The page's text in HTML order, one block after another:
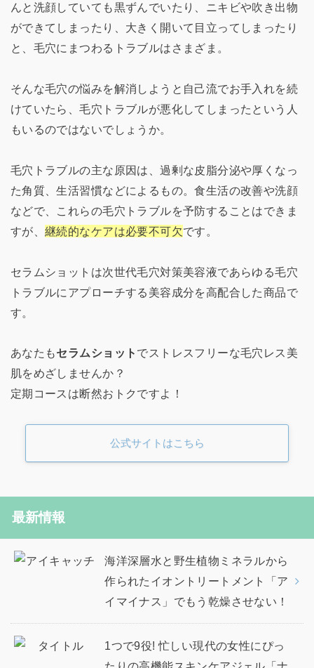
んと洗顔していても黒ずんでいたり、ニキビや吹き出物
ができてしまったり、大きく開いて目立ってしまったり
と、毛穴にまつわるトラブルはさまざま。
そんな毛穴の悩みを解消しようと自己流でお手入れを続
けていたら、毛穴トラブルが悪化してしまったという人
もいるのではないでしょうか。
毛穴トラブルの主な原因は、過剰な皮脂分泌や厚くなっ
た角質、生活習慣などによるもの。食生活の改善や洗顔
などで、これらの毛穴トラブルを予防することはできま
すが、継続的なケアは必要不可欠です。
セラムショットは次世代毛穴対策美容液であらゆる毛穴
トラブルにアプローチする美容成分を高配合した商品で
す。
あなたもセラムショット でストレスフリーな毛穴レス美
肌をめざしませんか？
定期コースは断然おトクですよ！
公式サイトはこちら
最新情報
海洋深層水と野生植物ミネラルから
作られたイオントリートメント「ア
イマイナス」でもう乾燥させない！
1つで9役! 忙しい現代の女性にぴっ